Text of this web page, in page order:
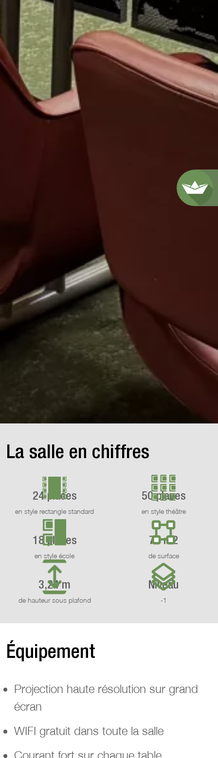
La salle en chiffres
24 places
en style rectangle standard
50 places
en style théâtre
18 places
en style école
70 m2
de surface
3,24 m
de hauteur sous plafond
Niveau
-1
Équipement
Projection haute résolution sur grand
écran
WIFI gratuit dans toute la salle
Courant fort sur chaque table